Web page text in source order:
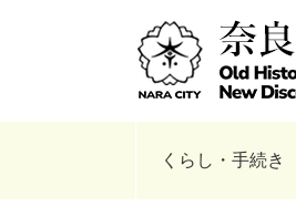
くらし・手続き